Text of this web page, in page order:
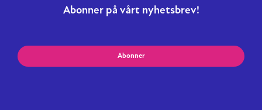
Abonner på vårt nyhetsbrev!
Abonner